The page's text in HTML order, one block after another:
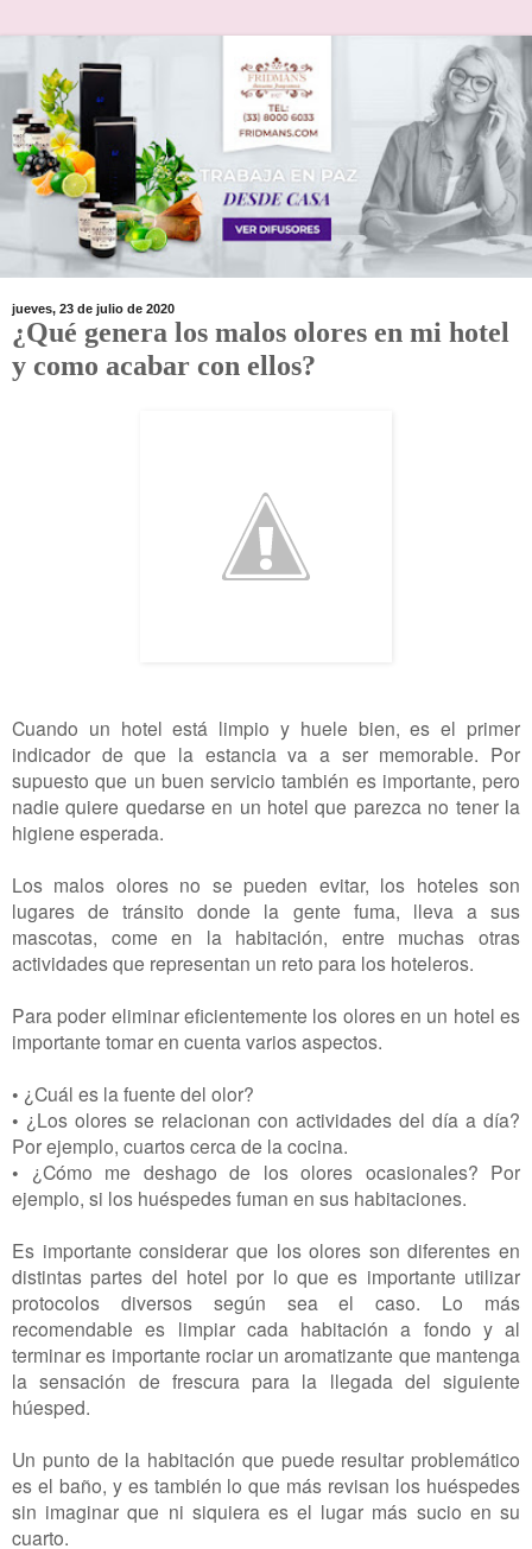
jueves, 23 de julio de 2020
¿Qué genera los malos olores en mi hotel
y como acabar con ellos?
Cuando un hotel está limpio y huele bien, es el primer
indicador de que la estancia va a ser memorable. Por
supuesto que un buen servicio también es importante, pero
nadie quiere quedarse en un hotel que parezca no tener la
higiene esperada.
Los malos olores no se pueden evitar, los hoteles son
lugares de tránsito donde la gente fuma, lleva a sus
mascotas, come en la habitación, entre muchas otras
actividades que representan un reto para los hoteleros.
Para poder eliminar eficientemente los olores en un hotel es
importante tomar en cuenta varios aspectos.
• ¿Cuál es la fuente del olor?
• ¿Los olores se relacionan con actividades del día a día?
Por ejemplo, cuartos cerca de la cocina.
• ¿Cómo me deshago de los olores ocasionales? Por
ejemplo, si los huéspedes fuman en sus habitaciones.
Es importante considerar que los olores son diferentes en
distintas partes del hotel por lo que es importante utilizar
protocolos diversos según sea el caso. Lo más
recomendable es limpiar cada habitación a fondo y al
terminar es importante rociar un aromatizante que mantenga
la sensación de frescura para la llegada del siguiente
húesped.
Un punto de la habitación que puede resultar problemático
es el baño, y es también lo que más revisan los huéspedes
sin imaginar que ni siquiera es el lugar más sucio en su
cuarto.